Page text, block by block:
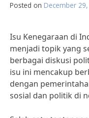
Posted on December
Isu Kenegaraan di
menjadi topik yang
berbagai diskusi
isu ini mencakup
dengan
sosial dan politik di